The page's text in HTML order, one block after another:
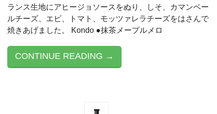
ランス生地にアヒージョソースをぬり、しそ、カマンベー
ルチーズ、エビ、トマト、モッツァレラチーズをはさんで
焼きあげました。 Kondo ●抹茶メープルメロ
CONTINUE READING →